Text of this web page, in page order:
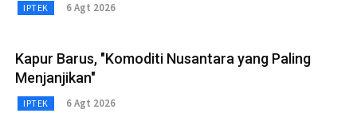
IPTEK 6 Agt 2026
Kapur Barus, "Komoditi Nusantara yang Paling
Menjanjikan"
IPTEK 6 Agt 2026